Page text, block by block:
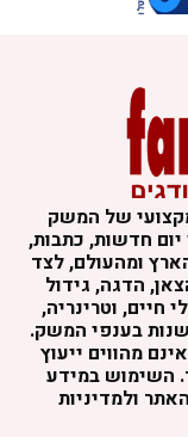
של המשק
חדשות, כתבות,
ומהעולם, לצד
הדגה, גידול
חיים, וטרינריה,
בענפי המשק.
מהווים ייעוץ
השימוש במידע
ולמדיניות